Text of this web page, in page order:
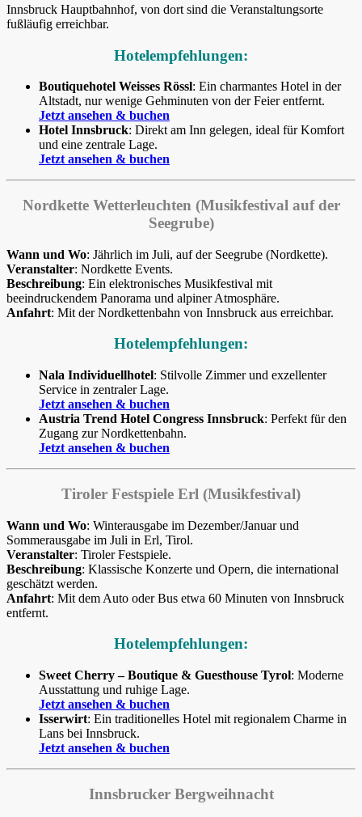
Innsbruck Hauptbahnhof, von dort sind die Veranstaltungsorte
fußläufig erreichbar.
Hotelempfehlungen:
Boutiquehotel Weisses Rössl: Ein charmantes Hotel in der
Altstadt, nur wenige Gehminuten von der Feier entfernt.
Jetzt ansehen & buchen
Hotel Innsbruck: Direkt am Inn gelegen, ideal für Komfort
und eine zentrale Lage.
Jetzt ansehen & buchen
Nordkette Wetterleuchten (Musikfestival auf der
Seegrube)
Wann und Wo: Jährlich im Juli, auf der Seegrube (Nordkette).
Veranstalter: Nordkette Events.
Beschreibung: Ein elektronisches Musikfestival mit
beeindruckendem Panorama und alpiner Atmosphäre.
Anfahrt: Mit der Nordkettenbahn von Innsbruck aus erreichbar.
Hotelempfehlungen:
Nala Individuellhotel: Stilvolle Zimmer und exzellenter
Service in zentraler Lage.
Jetzt ansehen & buchen
Austria Trend Hotel Congress Innsbruck: Perfekt für den
Zugang zur Nordkettenbahn.
Jetzt ansehen & buchen
Tiroler Festspiele Erl (Musikfestival)
Wann und Wo: Winterausgabe im Dezember/Januar und
Sommerausgabe im Juli in Erl, Tirol.
Veranstalter: Tiroler Festspiele.
Beschreibung: Klassische Konzerte und Opern, die international
geschätzt werden.
Anfahrt: Mit dem Auto oder Bus etwa 60 Minuten von Innsbruck
entfernt.
Hotelempfehlungen:
Sweet Cherry – Boutique & Guesthouse Tyrol: Moderne
Ausstattung und ruhige Lage.
Jetzt ansehen & buchen
Isserwirt: Ein traditionelles Hotel mit regionalem Charme in
Lans bei Innsbruck.
Jetzt ansehen & buchen
Innsbrucker Bergweihnacht